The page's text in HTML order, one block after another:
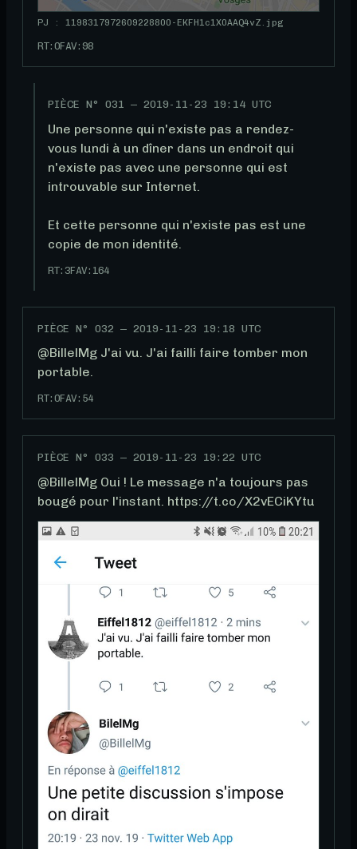
PJ : 1198317972609228800-EKFH1c1X0AAQ4vZ.jpg
RT: 0FAV: 98
PIÈCE N°031 —2019-11-23 19:14 UTC
Une personne qui n'existe pas a rendez-
vous lundi à un dîner dans un endroit qui
n'existe pas avec une personne qui est
introuvable sur Internet.
Et cette personne qui n'existe pas est une
copie de mon identité.
RT: 3FAV: 164
PIÈCE N° 032 — 2019-11-23 19:18 UTC
@BillelMg J'ai vu. J'ai failli faire tomber mon
portable.
RT: 0FAV: 54
PIÈCE N° 033 — 2019-11-23 19:22 UTC
@BillelMg Oui ! Le message n'a toujours pas
bougé pour l'instant. https://t.co/X2vECiKYtu